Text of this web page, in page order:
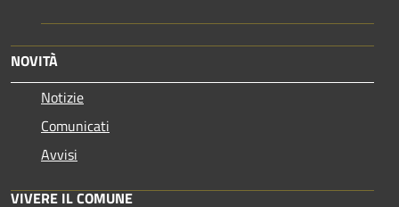
NOVITÀ
Notizie
Comunicati
Avvisi
VIVERE IL COMUNE